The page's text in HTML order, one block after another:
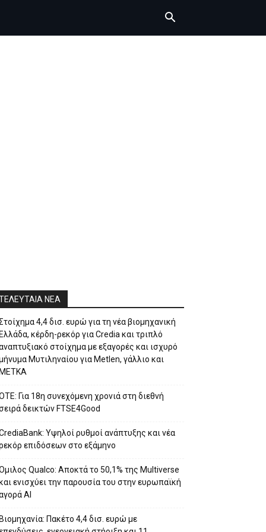
ΝΕΑ
4,4 δισ. ευρώ για τη νέα βιομηχανική
Ελλάδα, κέρδη-ρεκόρ για Credia και τριπλό
στοίχημα με εξαγορές και ισχυρό
Μυτιληναίου για Metlen, γάλλιο και
ΜΕΤΚΑ
Για 18η συνεχόμενη χρονιά στη διεθνή
δεικτών FTSE4Good
Υψηλοί ρυθμοί ανάπτυξης και νέα
επιδόσεων στο εξάμηνο
Qualco: Αποκτά το 50,1% της Multiverse
ενισχύει την παρουσία του στην ευρωπαϊκή
ΑΙ
Βιομηχανία: Πακέτο 4,4 δισ. ευρώ με